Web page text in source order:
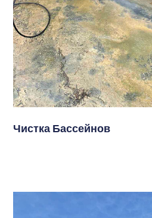
Чистка Бассейнов